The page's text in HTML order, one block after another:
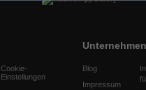
Cookie-
Einstellungen
Unternehmen
Blog
Impressum